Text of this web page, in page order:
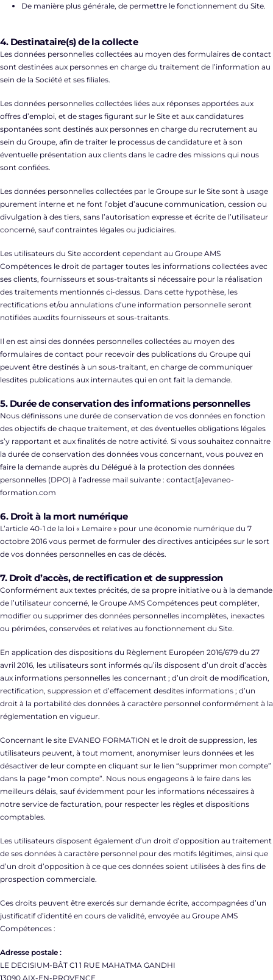
De manière plus générale, de permettre le fonctionnement du Site.
4. Destinataire(s) de la collecte
Les données personnelles collectées au moyen des formulaires de contact
sont destinées aux personnes en charge du traitement de l’information au
sein de la Société et ses filiales.
Les données personnelles collectées liées aux réponses apportées aux
offres d’emploi, et de stages figurant sur le Site et aux candidatures
spontanées sont destinés aux personnes en charge du recrutement au
sein du Groupe, afin de traiter le processus de candidature et à son
éventuelle présentation aux clients dans le cadre des missions qui nous
sont confiées.
Les données personnelles collectées par le Groupe sur le Site sont à usage
purement interne et ne font l’objet d’aucune communication, cession ou
divulgation à des tiers, sans l’autorisation expresse et écrite de l’utilisateur
concerné, sauf contraintes légales ou judiciaires.
Les utilisateurs du Site accordent cependant au Groupe AMS
Compétences le droit de partager toutes les informations collectées avec
ses clients, fournisseurs et sous-traitants si nécessaire pour la réalisation
des traitements mentionnés ci-dessus. Dans cette hypothèse, les
rectifications et/ou annulations d’une information personnelle seront
notifiées auxdits fournisseurs et sous-traitants.
Il en est ainsi des données personnelles collectées au moyen des
formulaires de contact pour recevoir des publications du Groupe qui
peuvent être destinés à un sous-traitant, en charge de communiquer
lesdites publications aux internautes qui en ont fait la demande.
5. Durée de conservation des informations personnelles
Nous définissons une durée de conservation de vos données en fonction
des objectifs de chaque traitement, et des éventuelles obligations légales
s’y rapportant et aux finalités de notre activité. Si vous souhaitez connaitre
la durée de conservation des données vous concernant, vous pouvez en
faire la demande auprès du Délégué à la protection des données
personnelles (DPO) à l’adresse mail suivante : contact[a]evaneo-
formation.com
6. Droit à la mort numérique
L’article 40-1 de la loi « Lemaire » pour une économie numérique du 7
octobre 2016 vous permet de formuler des directives anticipées sur le sort
de vos données personnelles en cas de décès.
7. Droit d’accès, de rectification et de suppression
Conformément aux textes précités, de sa propre initiative ou à la demande
de l’utilisateur concerné, le Groupe AMS Compétences peut compléter,
modifier ou supprimer des données personnelles incomplètes, inexactes
ou périmées, conservées et relatives au fonctionnement du Site.
En application des dispositions du Règlement Européen 2016/679 du 27
avril 2016, les utilisateurs sont informés qu’ils disposent d’un droit d’accès
aux informations personnelles les concernant ; d’un droit de modification,
rectification, suppression et d’effacement desdites informations ; d’un
droit à la portabilité des données à caractère personnel conformément à la
réglementation en vigueur.
Concernant le site EVANEO FORMATION et le droit de suppression, les
utilisateurs peuvent, à tout moment, anonymiser leurs données et les
désactiver de leur compte en cliquant sur le lien “supprimer mon compte”
dans la page “mon compte”. Nous nous engageons à le faire dans les
meilleurs délais, sauf évidemment pour les informations nécessaires à
notre service de facturation, pour respecter les règles et dispositions
comptables.
Les utilisateurs disposent également d’un droit d’opposition au traitement
de ses données à caractère personnel pour des motifs légitimes, ainsi que
d’un droit d’opposition à ce que ces données soient utilisées à des fins de
prospection commerciale.
Ces droits peuvent être exercés sur demande écrite, accompagnées d’un
justificatif d’identité en cours de validité, envoyée au Groupe AMS
Compétences :
Adresse postale :
LE DECISIUM-BÂT C1 1 RUE MAHATMA GANDHI
13090 AIX-EN-PROVENCE